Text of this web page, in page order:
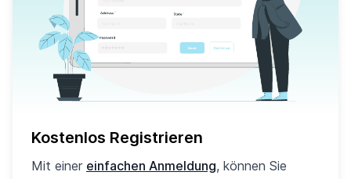
Kostenlos Registrieren
Mit einer einfachen Anmeldung, können Sie